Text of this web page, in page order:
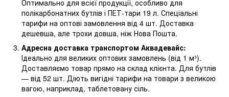
Оптимально для всієї продукції, особливо для
полікарбонатних бутлів і ПЕТ-тари 19 л. Спеціальні
тарифи на оптові замовлення від 4 шт. Доставка
дешевша, але трохи довша, ніж Нова Пошта.
Адресна доставка транспортом Аквадевайс:
Ідеально для великих оптових замовлень (від 1 м³).
Доставляємо товар прямо на склад клієнта. Для бутлів
— від 52 шт. Діють вигідні тарифи на товари з великою
вагою, наприклад, таблетовану сіль.